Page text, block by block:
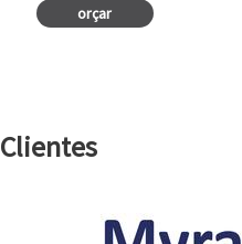
orçar
Clientes